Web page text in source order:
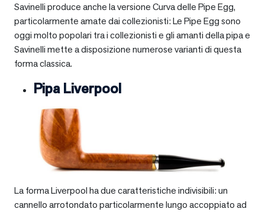
Savinelli produce anche la versione Curva delle Pipe Egg,
particolarmente amate dai collezionisti: Le Pipe Egg sono
oggi molto popolari tra i collezionisti e gli amanti della pipa e
Savinelli mette a disposizione numerose varianti di questa
forma classica.
Pipa Liverpool
La forma Liverpool ha due caratteristiche indivisibili: un
cannello arrotondato particolarmente lungo accoppiato ad